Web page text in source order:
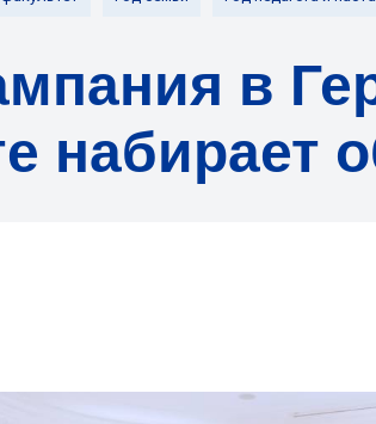
в
набирает